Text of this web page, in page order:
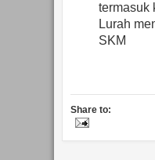
termasuk
Lurah
SKM
Share to: